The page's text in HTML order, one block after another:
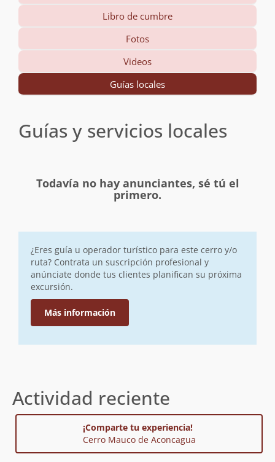
Libro de cumbre
Fotos
Videos
Guías locales
Guías y servicios locales
Todavía no hay anunciantes, sé tú el
primero.
¿Eres guía u operador turístico para este cerro y/o
ruta? Contrata un suscripción profesional y
anúnciate donde tus clientes planifican su próxima
excursión.
Más información
Actividad reciente
¡Comparte tu experiencia!
Cerro Mauco de Aconcagua